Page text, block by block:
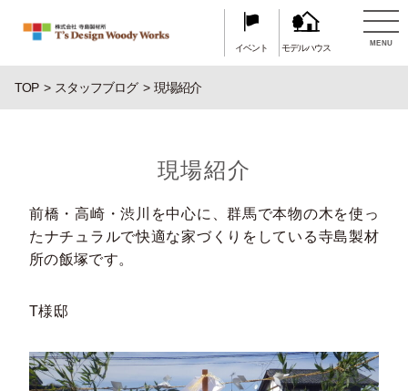
イベント モデルハウス MENU
TOP スタッフブログ 現場紹介
現場紹介
前橋・高崎・渋川を中心に、群馬で本物の木を使っ
たナチュラルで快適な家づくりをしている寺島製材
所の飯塚です。
T様邸